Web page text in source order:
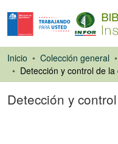
Inicio Colección general
Detección y